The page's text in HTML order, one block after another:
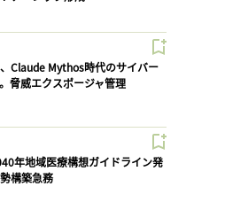
、Claude Mythos時代のサイバー
脅威エクスポージャ管理
年地域医療構想ガイドライン発
構築急務